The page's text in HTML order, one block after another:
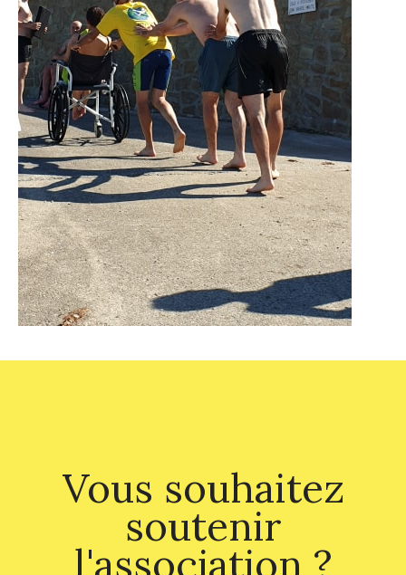
Vous souhaitez
soutenir
l'association ?